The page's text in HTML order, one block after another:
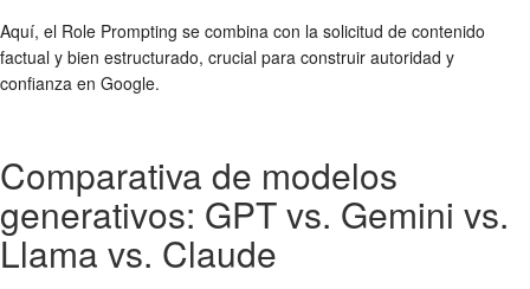
Aquí, el Role Prompting se combina con la solicitud de contenido
factual y bien estructurado, crucial para construir autoridad y
confianza en Google.
Comparativa de modelos
generativos: GPT vs. Gemini vs.
Llama vs. Claude